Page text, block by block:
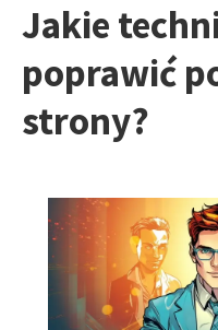
Jakie
poprawić
strony?